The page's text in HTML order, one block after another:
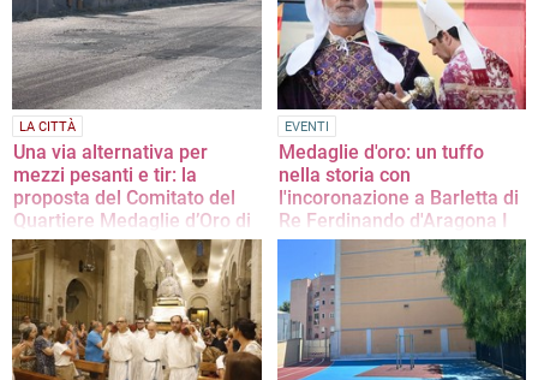
LA CITTÀ
Una via alternativa per
mezzi pesanti e tir: la
proposta del Comitato del
Quartiere Medaglie d’Oro di
Barletta
«Si chiede un intervento
dell'Amministrazione comunale per
la messa in sicurezza di Via Scuro»
EVENTI
Medaglie d'oro: un tuffo
nella storia con
l'incoronazione a Barletta di
Re Ferdinando d'Aragona I
L'evento, risalente al 4 febbraio
1459, è stato rievocato in VIa Vitrani
con un corteo storico